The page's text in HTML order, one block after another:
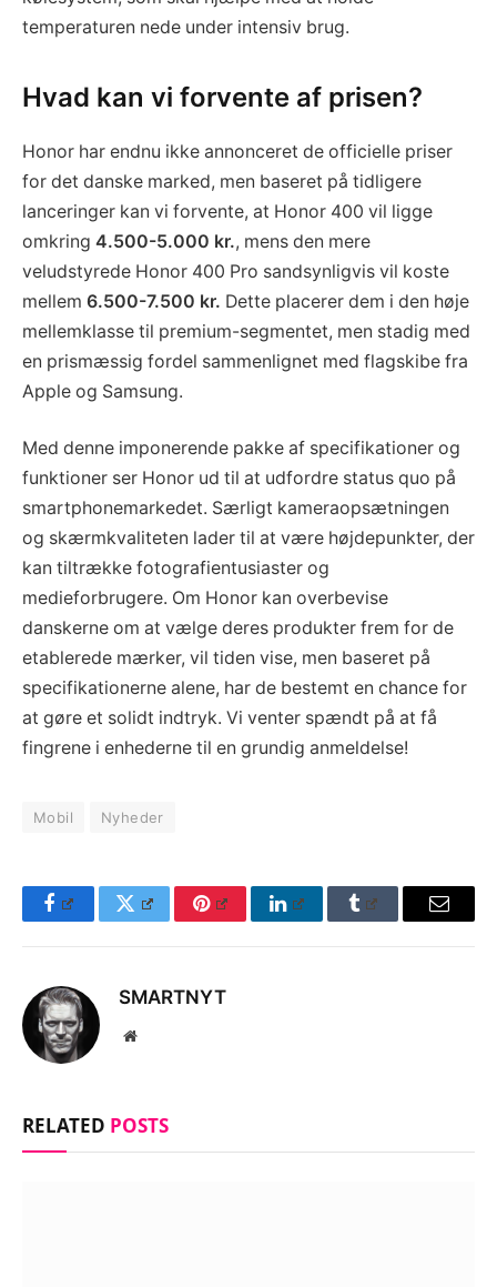
temperaturen nede under intensiv brug.
Hvad kan vi forvente af prisen?
Honor har endnu ikke annonceret de officielle priser
for det danske marked, men baseret på tidligere
lanceringer kan vi forvente, at Honor 400 vil ligge
omkring 4.500-5.000 kr., mens den mere
veludstyrede Honor 400 Pro sandsynligvis vil koste
mellem 6.500-7.500 kr. Dette placerer dem i den høje
mellemklasse til premium-segmentet, men stadig med
en prismæssig fordel sammenlignet med flagskibe fra
Apple og Samsung.
Med denne imponerende pakke af specifikationer og
funktioner ser Honor ud til at udfordre status quo på
smartphonemarkedet. Særligt kameraopsætningen
og skærmkvaliteten lader til at være højdepunkter, der
kan tiltrække fotografientusiaster og
medieforbrugere. Om Honor kan overbevise
danskerne om at vælge deres produkter frem for de
etablerede mærker, vil tiden vise, men baseret på
specifikationerne alene, har de bestemt en chance for
at gøre et solidt indtryk. Vi venter spændt på at få
fingrene i enhederne til en grundig anmeldelse!
Mobil Nyheder
FacebookTwitter Pinterest LinkedInTumblr Email
SMARTNYT
Website
RELATED POSTS